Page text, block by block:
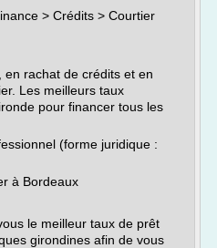
> Crédits > Courtier
rachat de crédits et en
Les meilleurs taux
pour financer tous les
(forme juridique :
à Bordeaux
le meilleur taux de prêt
girondines afin de vous